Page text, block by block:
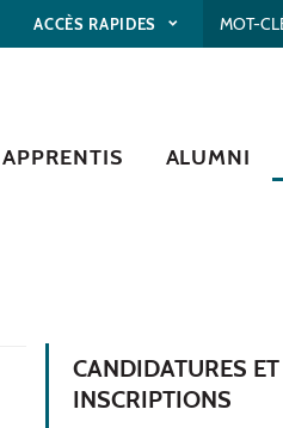
ACCÈS RAPIDES
APPRENTIS ALUMNI
CANDIDATURES ET
INSCRIPTIONS